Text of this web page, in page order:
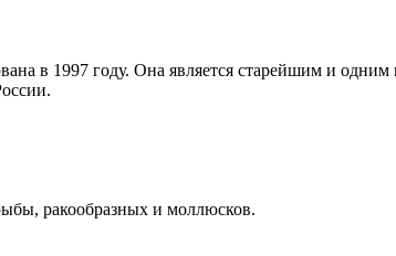
в 1997 году. Она является старейшим и
ракообразных и моллюсков.